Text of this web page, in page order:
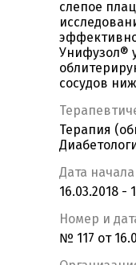
слепое
Унифузол®
сосудов
Терапия
Дата
16.03.2018 -
Номер и
№ 117 от